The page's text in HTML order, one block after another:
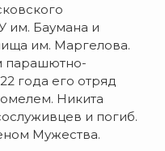
им. Баумана и
им. Маргелова.
парашютно-
года его отряд
Никита
и погиб.
Мужества.